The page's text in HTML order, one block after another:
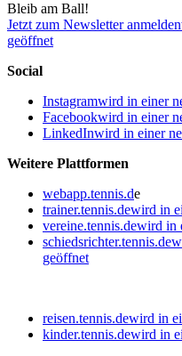
Bleib am Ball!
Jetzt zum Newsletter anmelden
geöffnet
Social
Instagramwird in einer
Facebookwird in einer
LinkedInwird in einer
Weitere Plattformen
webapp.tennis.de
trainer.tennis.dewird in
vereine.tennis.dewird in
schiedsrichter.tennis.de
geöffnet
reisen.tennis.dewird in
kinder.tennis.dewird in